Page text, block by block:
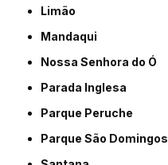
Limão
Mandaqui
Nossa Senhora do Ó
Parada Inglesa
Parque Peruche
Parque São Domingos